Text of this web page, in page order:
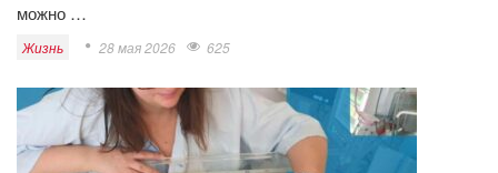
можно …
Жизнь 28 мая 2026 625